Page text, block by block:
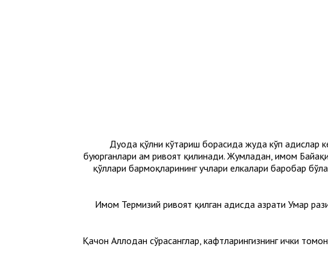
Дуода қўлни кўтариш борасида жуда кўп ҳадислар
буюрганлари ҳам ривоят қилинади. Жумладан, имом
қўллари бармоқларининг учлари елкалари баробар
Имом Термизий ривоят қилган ҳадисда ҳазрати Умар
"Қачон Аллоҳдан сўрасанглар, кафтларингизнинг ички